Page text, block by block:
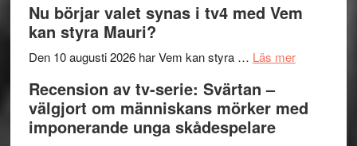
Artipelag
samtal
teater
The
´s
rolig
Nu börjar valet synas i tv4 med Vem
kan styra Mauri?
Den 10 augusti 2026 har Vem kan styra … Läs merom
valet
Recension av tv-serie: Svärtan –
välgjort om människans mörker med
imponerande unga skådespelare